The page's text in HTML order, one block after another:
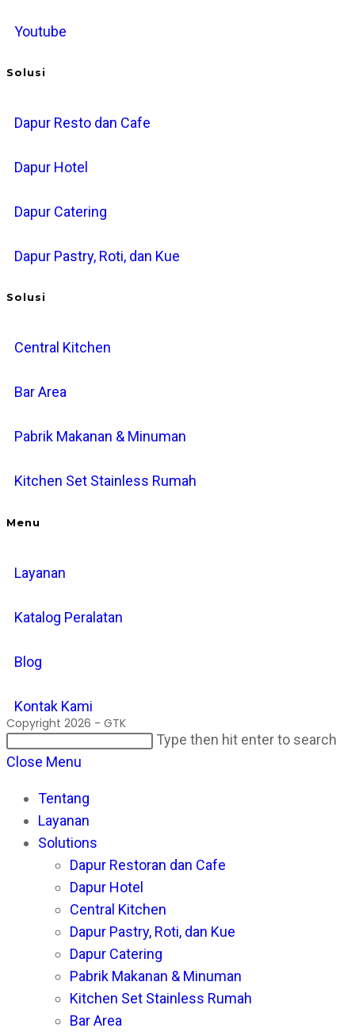
Youtube
Solusi
Dapur Resto dan Cafe
Dapur Hotel
Dapur Catering
Dapur Pastry, Roti, dan Kue
Solusi
Central Kitchen
Bar Area
Pabrik Makanan & Minuman
Kitchen Set Stainless Rumah
Menu
Layanan
Katalog Peralatan
Blog
Kontak Kami
Copyright 2026 - GTK
Search
this
Type then hit enter to search
Close Menu
Tentang
Layanan
Solutions
Dapur Restoran dan Cafe
Dapur Hotel
Central Kitchen
Dapur Pastry, Roti, dan Kue
Dapur Catering
Pabrik Makanan & Minuman
Kitchen Set Stainless Rumah
Bar Area